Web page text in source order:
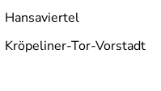
Hansaviertel
Kröpeliner-Tor-Vorstadt